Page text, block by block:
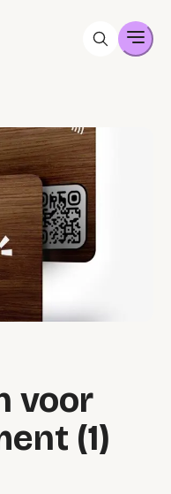
voor
(1)